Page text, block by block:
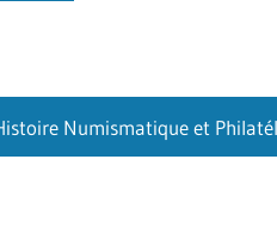
Numismatique et